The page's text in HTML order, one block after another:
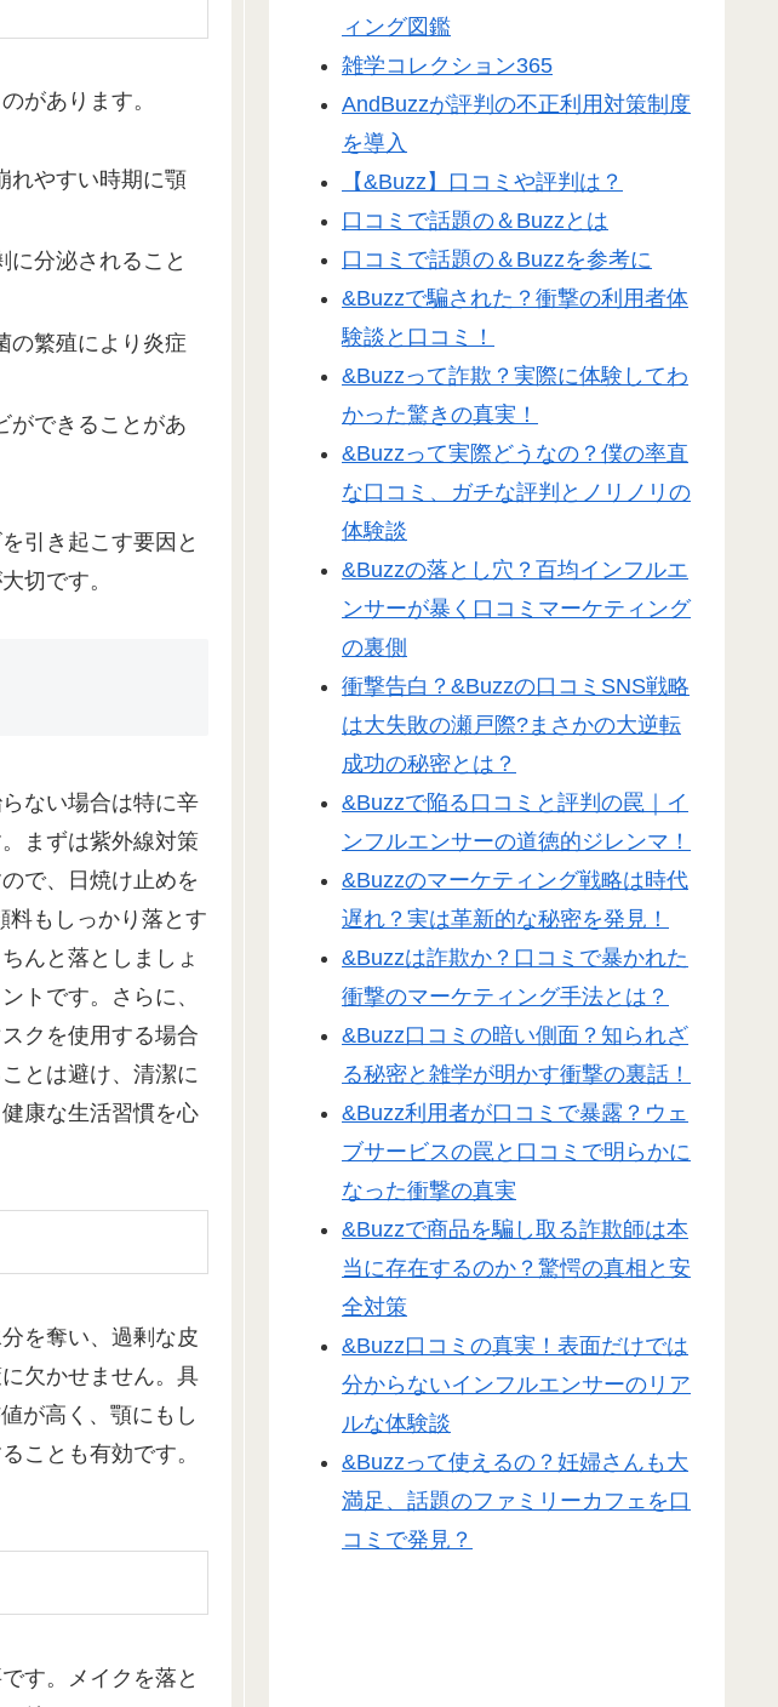
があります。
れやすい時期に顎
に分泌されること
の繁殖により炎症
ができることがあ
引き起こす要因と
切です。
ない場合は特に辛
まずは紫外線対策
で、日焼け止めを
料もしっかり落とす
んと落としましょ
トです。さらに、
クを使用する場合
とは避け、清潔に
康な生活習慣を心
を奪い、過剰な皮
欠かせません。具
が高く、顎にもし
ことも有効です。
す。メイクを落と
ィング図鑑
雑学コレクション365
AndBuzzが評判の不正利用対策制度
を導入
【&Buzz】口コミや評判は？
口コミで話題の＆Buzzとは
口コミで話題の＆Buzzを参考に
&Buzzで騙された？衝撃の利用者体
験談と口コミ！
&Buzzって詐欺？実際に体験してわ
かった驚きの真実！
&Buzzって実際どうなの？僕の率直
な口コミ、ガチな評判とノリノリの
体験談
&Buzzの落とし穴？百均インフルエ
ンサーが暴く口コミマーケティング
の裏側
衝撃告白？&Buzzの口コミSNS戦略
は大失敗の瀬戸際?まさかの大逆転
成功の秘密とは？
&Buzzで陥る口コミと評判の罠｜イ
ンフルエンサーの道徳的ジレンマ！
&Buzzのマーケティング戦略は時代
遅れ？実は革新的な秘密を発見！
&Buzzは詐欺か？口コミで暴かれた
衝撃のマーケティング手法とは？
&Buzz口コミの暗い側面？知られざ
る秘密と雑学が明かす衝撃の裏話！
&Buzz利用者が口コミで暴露？ウェ
ブサービスの罠と口コミで明らかに
なった衝撃の真実
&Buzzで商品を騙し取る詐欺師は本
当に存在するのか？驚愕の真相と安
全対策
&Buzz口コミの真実！表面だけでは
分からないインフルエンサーのリア
ルな体験談
&Buzzって使えるの？妊婦さんも大
満足、話題のファミリーカフェを口
コミで発見？